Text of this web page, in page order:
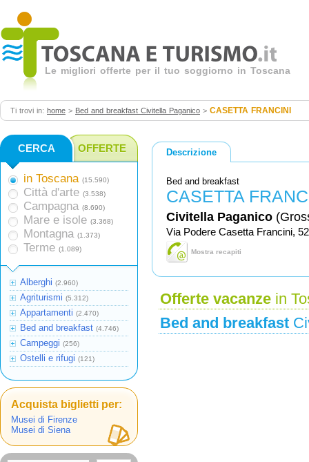
Le migliori offerte per il tuo soggiorno in Toscana
Ti trovi in: home > Bed and breakfast Civitella Paganico > CASETTA FRANCINI
Descrizione
Bed and breakfast
CASETTA
Civitella Paganico
Via Podere Casetta Francini,
Mostra recapiti
Offerte vacanze in
Bed and breakfast
CERCA OFFERTE
in Toscana (15.590)
Città d'arte (3.538)
Campagna (8.690)
Mare e isole (3.368)
Montagna (1.373)
Terme (1.089)
Alberghi (2.960)
Agriturismi (5.312)
Appartamenti (2.470)
Bed and breakfast (4.746)
Campeggi (256)
Ostelli e rifugi (121)
Acquista biglietti per:
Musei di Firenze
Musei di Siena